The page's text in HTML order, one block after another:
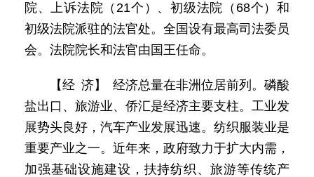
院、上诉法院（21个）、初级法院（68个）和
初级法院派驻的法官处。全国设有最高司法委员
会。法院院长和法官由国王任命。
【经 济】 经济总量在非洲位居前列。磷酸
盐出口、旅游业、侨汇是经济主要支柱。工业发
展势头良好，汽车产业发展迅速。纺织服装业是
重要产业之一。近年来，政府致力于扩大内需，
加强基础设施建设，扶持纺织、旅游等传统产